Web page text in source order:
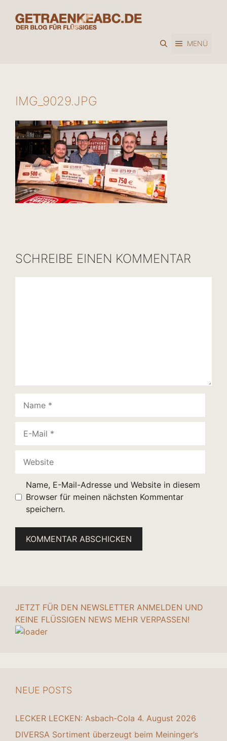
Inhalt
springen
MENÜ
IMG_9029.JPG
SCHREIBE EINEN KOMMENTAR
Mail
Name, E-Mail-Adresse und Website in diesem
Browser für meinen nächsten Kommentar
speichern.
JETZT FÜR DEN NEWSLETTER ANMELDEN UND
KEINE FLÜSSIGEN NEWS MEHR VERPASSEN!
NEUE POSTS
LECKER LECKEN: Asbach-Cola 4. August 2026
DIVERSA Sortiment überzeugt beim Meininger’s